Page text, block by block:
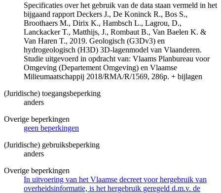
Specificaties over het gebruik van de data staan vermeld in het
bijgaand rapport Deckers J., De Koninck R., Bos S.,
Broothaers M., Dirix K., Hambsch L., Lagrou, D.,
Lanckacker T., Matthijs, J., Rombaut B., Van Baelen K. &
Van Haren T., 2019. Geologisch (G3Dv3) en
hydrogeologisch (H3D) 3D-lagenmodel van Vlaanderen.
Studie uitgevoerd in opdracht van: Vlaams Planbureau voor
Omgeving (Departement Omgeving) en Vlaamse
Milieumaatschappij 2018/RMA/R/1569, 286p. + bijlagen
(Juridische) toegangsbeperking
anders
Overige beperkingen
geen beperkingen
(Juridische) gebruiksbeperking
anders
Overige beperkingen
In uitvoering van het Vlaamse decreet voor hergebruik van
overheidsinformatie, is het hergebruik geregeld d.m.v. de